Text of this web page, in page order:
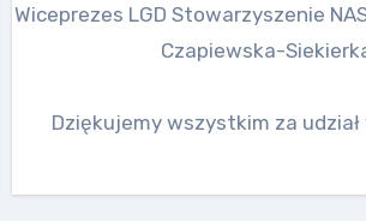
Wiceprezes LGD Stowarzyszenie
Czapiewska-
Dziękujemy wszystkim za